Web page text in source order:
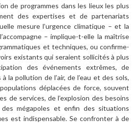
de programmes dans les lieux les plus
des expertises et de partenariats
mesure l’urgence climatique – et la
– implique-t-elle la maîtrise
et techniques, ou confirme-
existants qui seraient sollicités à plus
des événements extrêmes, de
la pollution de l’air, de l’eau et des sols,
déplacées de force, souvent
de services, de l’explosion des besoins
mégapoles et enfin des situations
est indispensable. Se confronter à de